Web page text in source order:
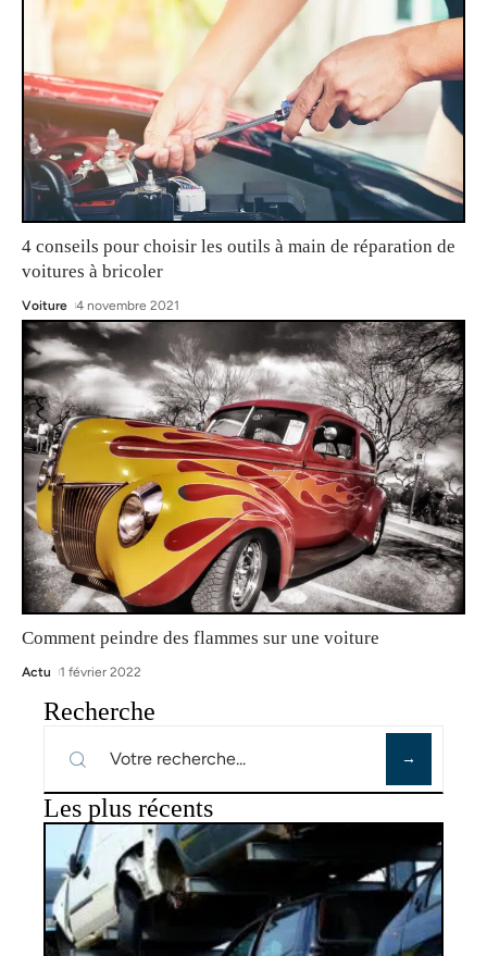
4 conseils pour choisir les outils à main de réparation de
voitures à bricoler
Voiture 4 novembre 2021
Comment peindre des flammes sur une voiture
Actu 1 février 2022
Recherche
Les plus récents